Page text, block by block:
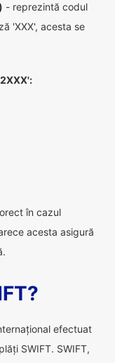
- reprezintă codul
'XXX', acesta se
în cazul
acesta asigură
efectuat
SWIFT. SWIFT,